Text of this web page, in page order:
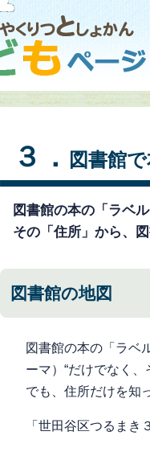
３． 図書館
図書館の本の「ラベ
その「住所」から、
図書館の地図
図書館の本の「ラベ
ーマ）“だけでなく、
でも、住所だけを知
「世田谷区つるまき